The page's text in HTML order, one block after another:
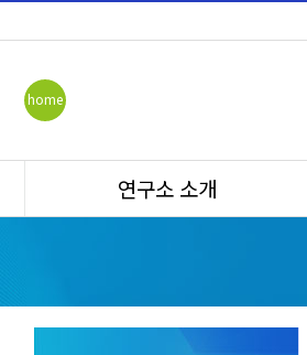
home
연구소 소개